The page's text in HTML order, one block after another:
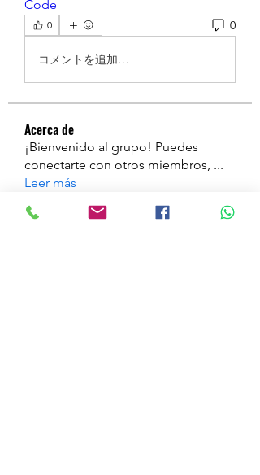
Code
0 0
コメントを追加…
Acerca de
¡Bienvenido al grupo! Puedes
conectarte con otros miembros, ...
Leer más